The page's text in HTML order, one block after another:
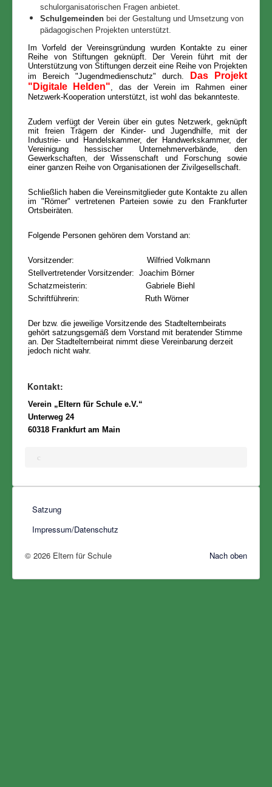
schulorganisatorischen Fragen anbietet.
Schulgemeinden bei der Gestaltung und Umsetzung von
pädagogischen Projekten unterstützt.
Im Vorfeld der Vereinsgründung wurden Kontakte zu einer
Reihe von Stiftungen geknüpft. Der Verein führt mit der
Unterstützung von Stiftungen derzeit eine Reihe von Projekten
im Bereich "Jugendmedienschutz" durch.
Das Projekt
"Digitale Helden" , das der Verein im Rahmen einer
Netzwerk-Kooperation unterstützt, ist wohl das bekannteste.
Zudem verfügt der Verein über ein gutes Netzwerk, geknüpft
mit freien Trägern der Kinder- und Jugendhilfe, mit der
Industrie- und Handelskammer, der Handwerkskammer, der
Vereinigung hessischer Unternehmerverbände, den
Gewerkschaften, der Wissenschaft und Forschung sowie
einer ganzen Reihe von Organisationen der Zivilgesellschaft.
Schließlich haben die Vereinsmitglieder gute Kontakte zu allen
im "Römer" vertretenen Parteien sowie zu den Frankfurter
Ortsbeiräten.
Folgende Personen gehören dem Vorstand an:
Vorsitzender: Wilfried Volkmann
Stellvertretender Vorsitzender: Joachim Börner
Schatzmeisterin: Gabriele Biehl
Schriftführerin: Ruth Wörner
Der bzw. die jeweilige Vorsitzende des Stadtelternbeirats
gehört satzungsgemäß dem Vorstand mit beratender Stimme
an. Der Stadtelternbeirat nimmt diese Vereinbarung derzeit
jedoch nicht wahr.
Kontakt:
Verein „Eltern für Schule e.V.“
Unterweg 24
60318 Frankfurt am Main
Satzung
Impressum/Datenschutz
Nach oben
© 2026 Eltern für Schule